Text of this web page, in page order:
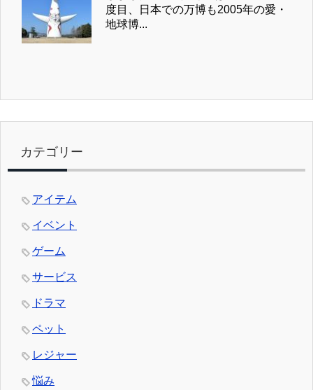
度目、日本での万博も2005年の愛・
地球博...
カテゴリー
アイテム
イベント
ゲーム
サービス
ドラマ
ペット
レジャー
悩み